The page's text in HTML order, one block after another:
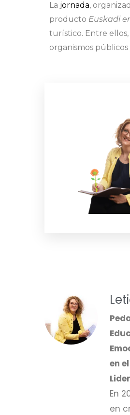
La jornada,
producto Euskadi
turístico. Entre
organismos
en
En
en